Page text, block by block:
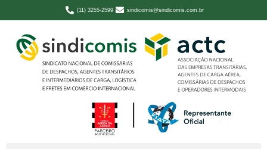
(11) 3255-2599 sindicomis@sindicomis.com.br